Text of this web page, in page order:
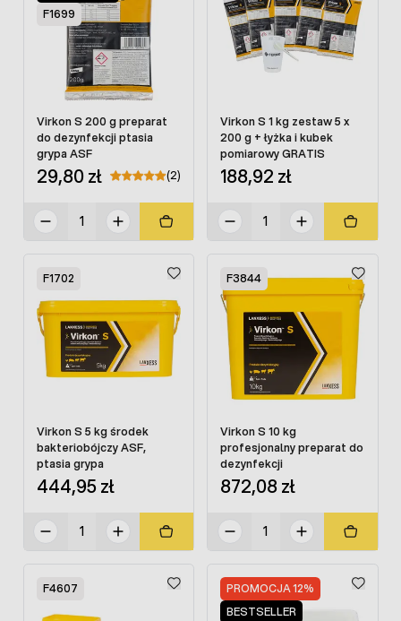
F1699
Virkon S 200 g preparat
do dezynfekcji ptasia
grypa ASF
29,80 zł (2)
Virkon S 1 kg zestaw 5 x
200 g + łyżka i kubek
pomiarowy GRATIS
188,92 zł
F1702
Virkon S 5 kg środek
bakteriobójczy ASF,
ptasia grypa
444,95 zł
F3844
Virkon S 10 kg
profesjonalny preparat do
dezynfekcji
872,08 zł
F4607
PROMOCJA 12%
BESTSELLER